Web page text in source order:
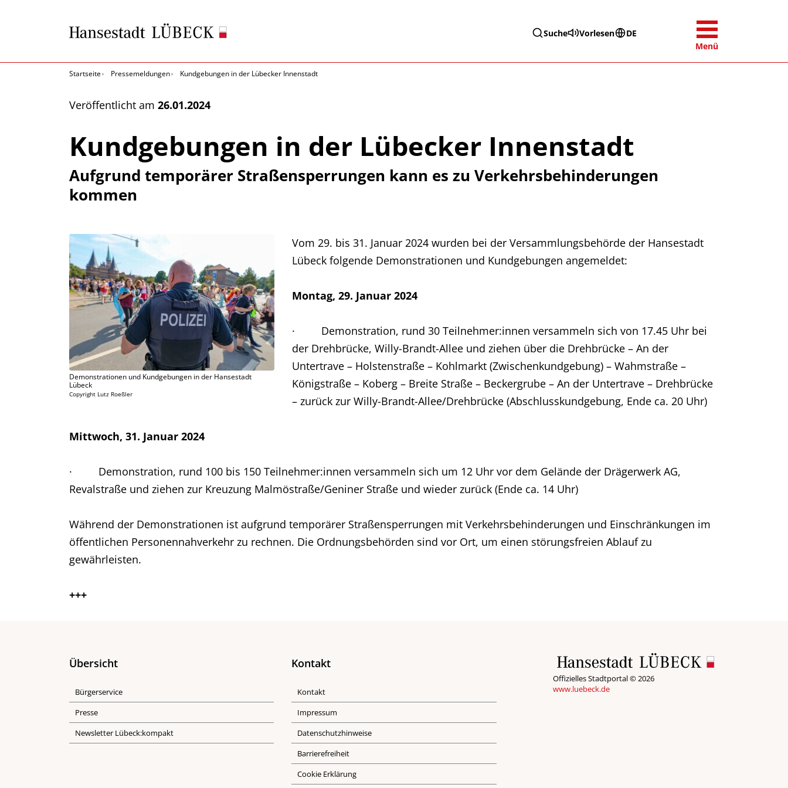
Suche Vorlesen
DE
Menü
Startseite Pressemeldungen Kundgebungen in der Lübecker Innenstadt
Veröffentlicht am 26.01.2024
Kundgebungen in der Lübecker Innenstadt
Aufgrund temporärer Straßensperrungen kann es zu Verkehrsbehinderungen
kommen
Demonstrationen und Kundgebungen in der Hansestadt
Lübeck
Copyright Lutz Roeßler
Vom 29. bis 31. Januar 2024 wurden bei der Versammlungsbehörde der Hansestadt
Lübeck folgende Demonstrationen und Kundgebungen angemeldet:
Montag, 29. Januar 2024
· Demonstration, rund 30 Teilnehmer:innen versammeln sich von 17.45 Uhr bei
der Drehbrücke, Willy-Brandt-Allee und ziehen über die Drehbrücke – An der
Untertrave – Holstenstraße – Kohlmarkt (Zwischenkundgebung) – Wahmstraße –
Königstraße – Koberg – Breite Straße – Beckergrube – An der Untertrave – Drehbrücke
– zurück zur Willy-Brandt-Allee/Drehbrücke (Abschlusskundgebung, Ende ca. 20 Uhr)
Mittwoch, 31. Januar 2024
· Demonstration, rund 100 bis 150 Teilnehmer:innen versammeln sich um 12 Uhr vor dem Gelände der Drägerwerk AG,
Revalstraße und ziehen zur Kreuzung Malmöstraße/Geniner Straße und wieder zurück (Ende ca. 14 Uhr)
Während der Demonstrationen ist aufgrund temporärer Straßensperrungen mit Verkehrsbehinderungen und Einschränkungen im
öffentlichen Personennahverkehr zu rechnen. Die Ordnungsbehörden sind vor Ort, um einen störungsfreien Ablauf zu
gewährleisten.
+++
Übersicht
Bürgerservice
Presse
Newsletter Lübeck:kompakt
Kontakt
Kontakt
Impressum
Datenschutzhinweise
Barrierefreiheit
Cookie Erklärung
Offizielles Stadtportal © 2026
www.luebeck.de